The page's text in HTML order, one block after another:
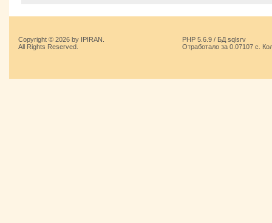
Copyright © 2026 by IPIRAN.
All Rights Reserved.
PHP 5.6.9 / БД sqlsrv
Отработало за 0.07107 с.